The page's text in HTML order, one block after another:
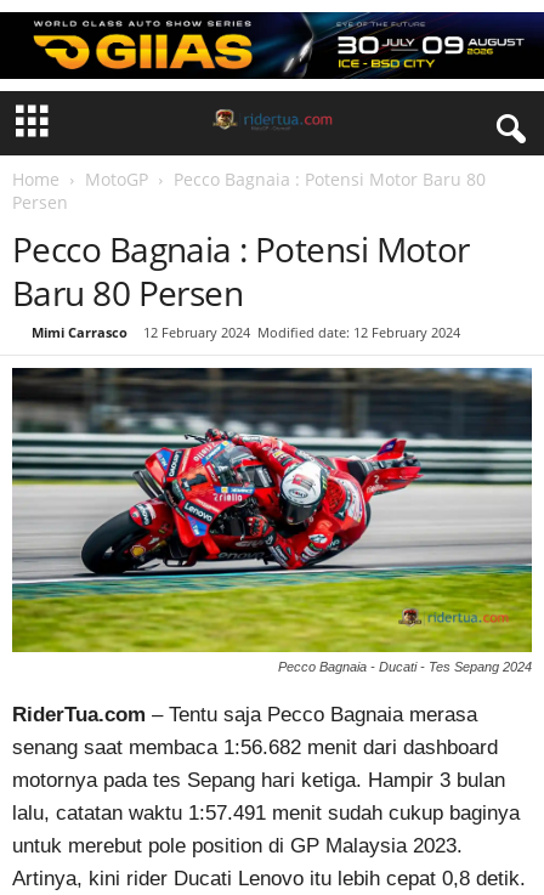
Home MotoGP
Pecco Bagnaia : Potensi Motor Baru 80
Persen
Pecco Bagnaia : Potensi Motor
Baru 80 Persen
Mimi Carrasco 12 February 2024 Modified date: 12 February 2024
Pecco Bagnaia - Ducati - Tes Sepang 2024
RiderTua.com – Tentu saja Pecco Bagnaia merasa
senang saat membaca 1:56.682 menit dari dashboard
motornya pada tes Sepang hari ketiga. Hampir 3 bulan
lalu, catatan waktu 1:57.491 menit sudah cukup baginya
untuk merebut pole position di GP Malaysia 2023.
Artinya, kini rider Ducati Lenovo itu lebih cepat 0,8 detik.